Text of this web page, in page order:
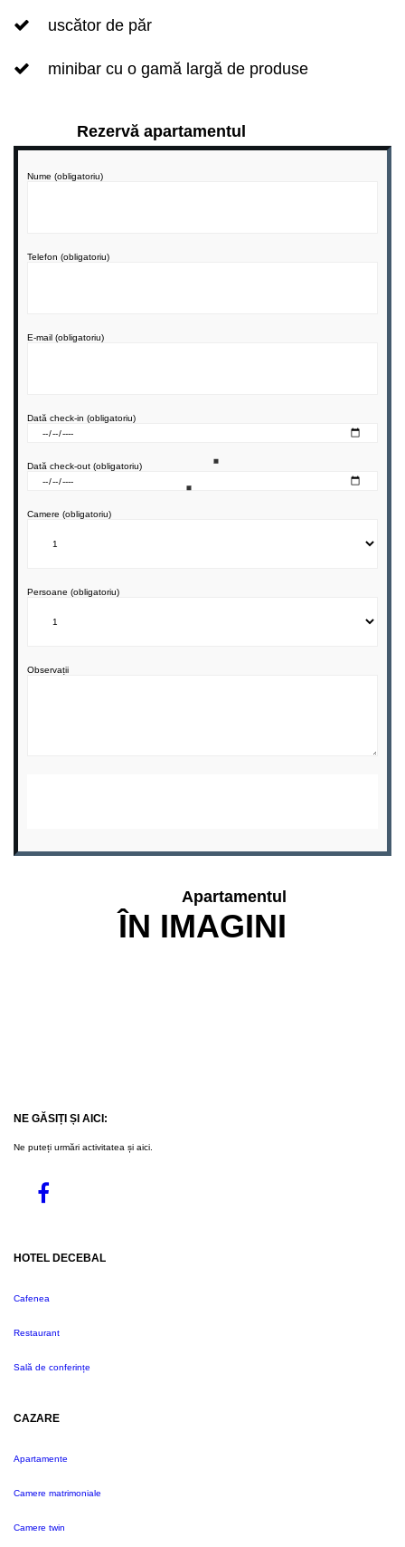
uscător de păr
minibar cu o gamă largă de produse
Rezervă apartamentul
Nume (obligatoriu)
Telefon (obligatoriu)
E-mail (obligatoriu)
Dată check-in (obligatoriu)
Dată check-out (obligatoriu)
Camere (obligatoriu)
Persoane (obligatoriu)
Observații
Apartamentul
ÎN IMAGINI
NE GĂSIȚI ȘI AICI:
Ne puteți urmări activitatea și aici.
HOTEL DECEBAL
Cafenea
Restaurant
Sală de conferințe
CAZARE
Apartamente
Camere matrimoniale
Camere twin